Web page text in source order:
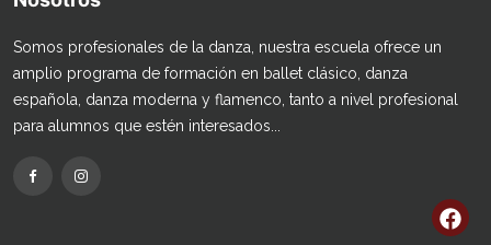
Somos profesionales de la danza, nuestra escuela ofrece un
amplio programa de formación en ballet clásico, danza
española, danza moderna y flamenco, tanto a nivel profesional
para alumnos que estén interesados...